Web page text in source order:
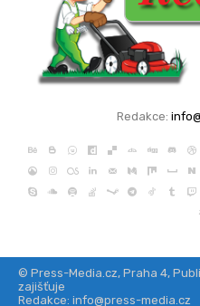
Redakce:
© Press-Media.cz, Praha 4,
zajišťuje
Redakce: info@press-media.cz